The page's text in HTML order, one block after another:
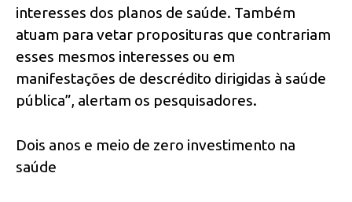
interesses dos planos de saúde. Também
atuam para vetar proposituras que contrariam
esses mesmos interesses ou em
manifestações de descrédito dirigidas à saúde
pública”, alertam os pesquisadores.
Dois anos e meio de zero investimento na
saúde